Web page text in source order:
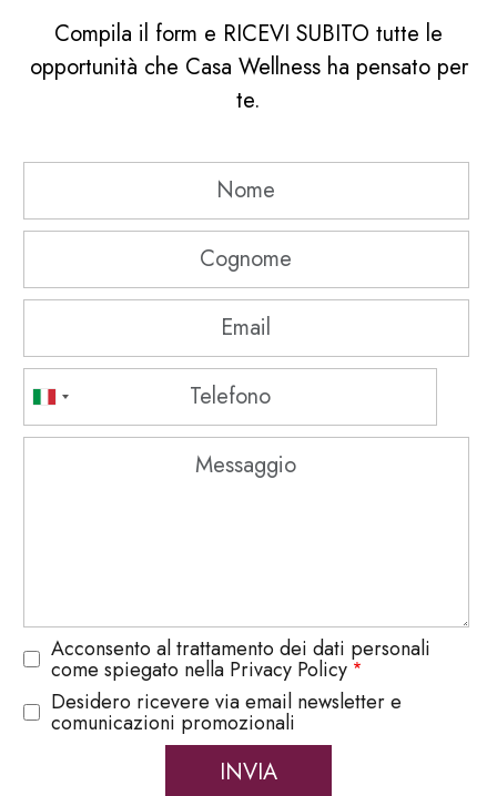
Compila il form e RICEVI SUBITO tutte le
opportunità che Casa Wellness ha pensato per
te.
Acconsento al trattamento dei dati personali
come spiegato nella Privacy Policy
Desidero ricevere via email newsletter e
comunicazioni promozionali